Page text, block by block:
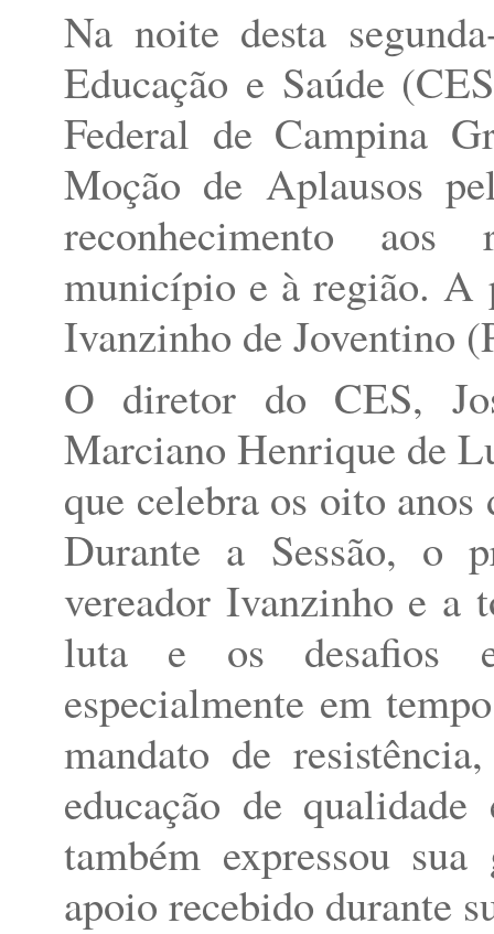
Na noite desta
Educação e Saúde
Federal de Campina
Moção de Aplausos
reconhecimento aos
município e à região. A
Ivanzinho de Joventino
O diretor do CES,
Marciano Henrique de
que celebra os oito
Durante a Sessão, o
vereador Ivanzinho e a
luta e os desafios
especialmente em
mandato de
educação de
também expressou
apoio recebido durante